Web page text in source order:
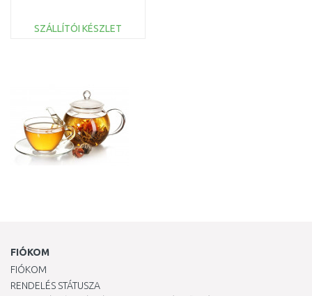
SZÁLLÍTÓI KÉSZLET
FIÓKOM
FIÓKOM
RENDELÉS STÁTUSZA